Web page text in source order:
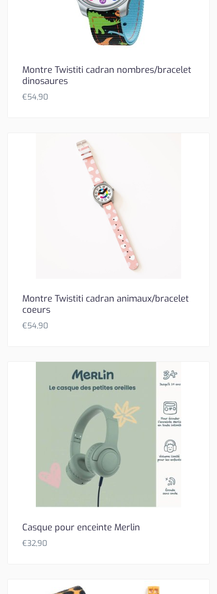
Montre Twistiti cadran nombres/bracelet
dinosaures
€54,90
Montre Twistiti cadran animaux/bracelet
coeurs
€54,90
Casque pour enceinte Merlin
€32,90